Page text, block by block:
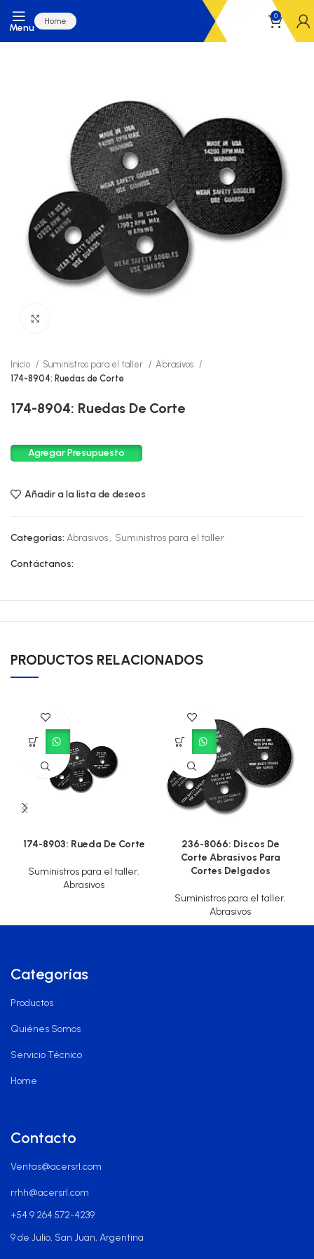
Menu
Home
0
Inicio Suministros para el taller
Abrasivos
174-8904: Ruedas de Corte
174-8904: Ruedas De Corte
Agregar Presupuesto
Añadir a la lista de deseos
Categorías: Abrasivos, Suministros para el taller
Contáctanos:
PRODUCTOS RELACIONADOS
174-8903: Rueda De Corte
Suministros para el taller,
Abrasivos
236-8066: Discos De
Corte Abrasivos Para
Cortes Delgados
Suministros para el taller,
Abrasivos
Categorías
Productos
Quiénes Somos
Servicio Técnico
Home
Contacto
Ventas@acersrl.com
rrhh@acersrl.com
+54 9 264 572-4239
9 de Julio, San Juan, Argentina